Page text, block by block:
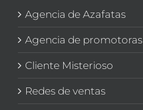
Agencia de Azafatas
Agencia de promotoras
Cliente Misterioso
Redes de ventas